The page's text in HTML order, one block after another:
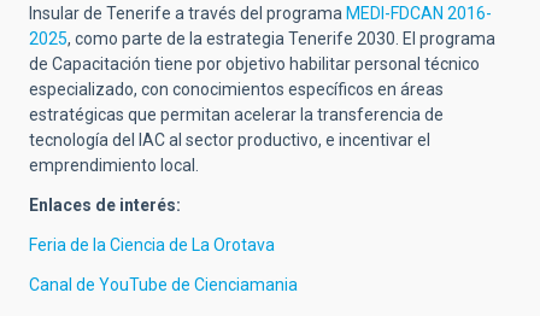
Insular de Tenerife a través del programa MEDI-FDCAN 2016-
2025, como parte de la estrategia Tenerife 2030. El programa
de Capacitación tiene por objetivo habilitar personal técnico
especializado, con conocimientos específicos en áreas
estratégicas que permitan acelerar la transferencia de
tecnología del IAC al sector productivo, e incentivar el
emprendimiento local.
Enlaces de interés:
Feria de la Ciencia de La Orotava
Canal de YouTube de Cienciamania